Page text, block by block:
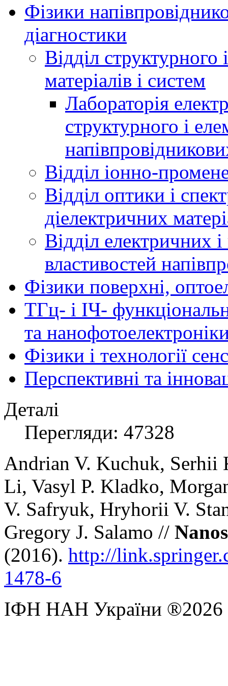
Фізики
діагностики
Відділ структурного
матеріалів і систем
Лабораторія
структурного і
Відділ іонно-
Відділ оптики і
діелектричних
Відділ електричних
властивостей
Фізики поверхні,
ТГц- і ІЧ-
та
Фізики і технології
Перспективні та
Деталі
Перегляди: 47328
Andrian V. Kuchuk,
Li, Vasyl P. Kladko,
V. Safryuk, Hryhorii V.
Gregory J. Salamo //
(2016). http://
1478-6
ІФН НАН України ®2026